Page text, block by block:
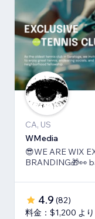
CA, US
WMedia
😎WE ARE WIX EXPERTS 👍
BRANDING🎁👀
4.9 (82)
料金：$1,200 より